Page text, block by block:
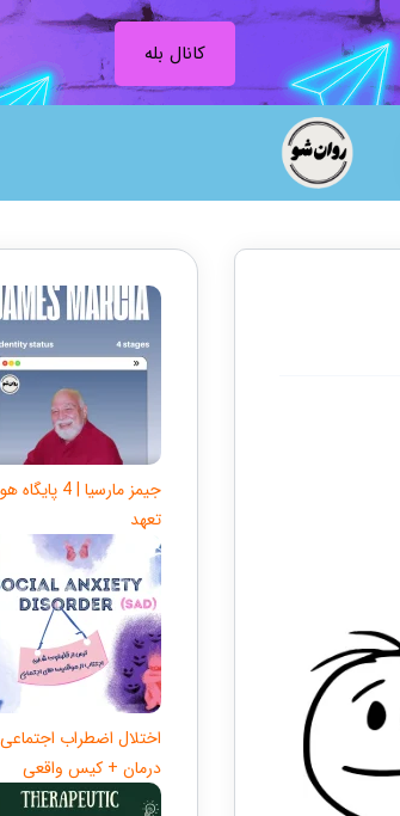
کانال بله
جیمز مارسیا |
تعهد
درمان + کیس واقعی